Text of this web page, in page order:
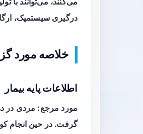
درگیری سیستمیک،
خلاصه مورد
اطلاعات پایه بیمار
مورد مرجع: مردی در